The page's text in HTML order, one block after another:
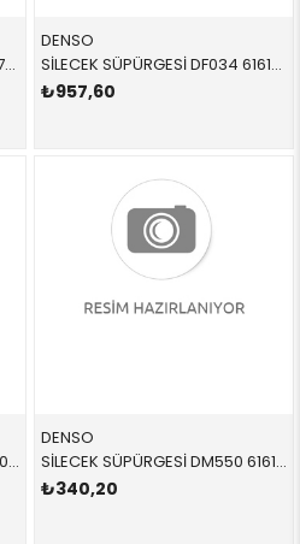
SİLECEK SÜPÜRGESİ ARKA 3397008050 61627161029 61627161029 X5,X6,E70,E71 2008-2017
DENSO
SİLECEK SÜPÜRGESİ DF034 61615A87C97 61610420549 E81,E87 TAKIM ÖN 2005-2012
₺957,60
SİLECEK SÜPÜRGESİ DF124 61610427668 61610427668 E90 TAKIM ÖN 2008-2012
DENSO
SİLECEK SÜPÜRGESİ DM550 61619071613 61619071613 E46 TEK ÖN 1998-2005
₺340,20